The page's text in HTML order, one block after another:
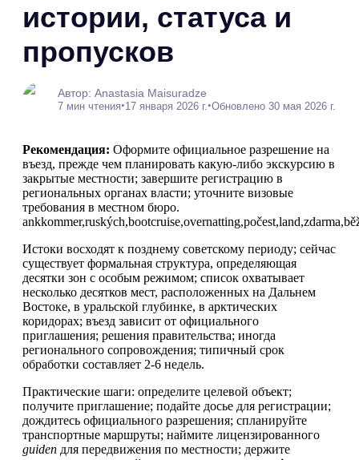
истории, статуса и
пропусков
Автор: Anastasia Maisuradze
7 мин чтения•17 января 2026 г.•Обновлено 30 мая 2026 г.
Рекомендация: Оформите официальное разрешение на
въезд, прежде чем планировать какую-либо экскурсию в
закрытые местности; завершите регистрацию в
региональных органах власти; уточните визовые
требования в местном бюро.
Истоки восходят к позднему советскому периоду; сейчас
существует формальная структура, определяющая
десятки зон с особым режимом; список охватывает
несколько десятков мест, расположенных на Дальнем
Востоке, в уральской глубинке, в арктических
коридорах; въезд зависит от официального
приглашения; решения правительства; иногда
регионального сопровождения; типичный срок
обработки составляет 2-6 недель.
Практические шаги: определите целевой объект;
получите приглашение; подайте досье для регистрации;
дождитесь официального разрешения; спланируйте
транспортные маршруты; наймите лицензированного
guiden для передвижения по местности; держите